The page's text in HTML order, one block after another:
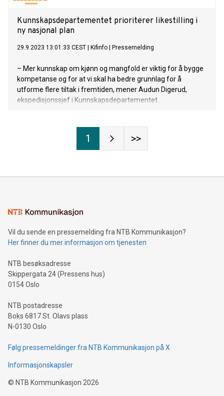
Kunnskaps­departementet prioriterer likestilling i
ny nasjonal plan
29.9.2023 13:01:33 CEST Kifinfo Pressemelding
– Mer kunnskap om kjønn og mangfold er viktig for å bygge
kompetanse og for at vi skal ha bedre grunnlag for å
utforme flere tiltak i fremtiden, mener Audun Digerud,
ekspedisjonssjef i Kunnskapsdepartementet.
1 >>
Vil du sende en pressemelding fra NTB Kommunikasjon?
Her finner du mer informasjon om tjenesten
NTB besøksadresse
Skippergata 24 (Pressens hus)
0154 Oslo
NTB postadresse
Boks 6817 St. Olavs plass
N-0130 Oslo
Følg pressemeldinger fra NTB Kommunikasjon på X
Informasjonskapsler
© NTB Kommunikasjon 2026